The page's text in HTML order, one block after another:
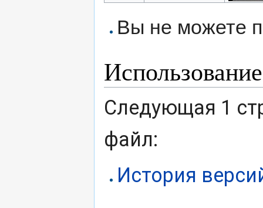
Вы не можете
Следующая 1
файл:
История